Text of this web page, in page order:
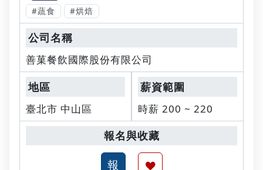
#蔬食
#烘焙
善菓餐飲國際股份有限公司
臺北市 中山區 時薪 200 ~ 220